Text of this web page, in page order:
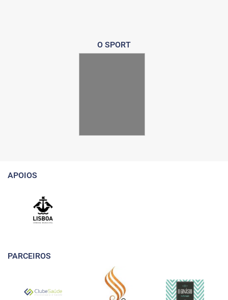
O SPORT
APOIOS
PARCEIROS